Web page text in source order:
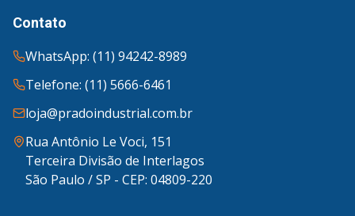
Contato
WhatsApp: (11) 94242-8989
Telefone: (11) 5666-6461
loja@pradoindustrial.com.br
Rua Antônio Le Voci, 151
Terceira Divisão de Interlagos
São Paulo / SP - CEP: 04809-220